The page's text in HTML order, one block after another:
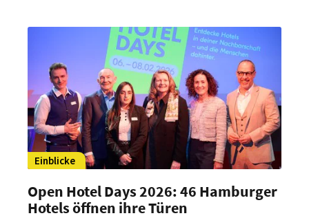
in der Hotellerie mit.
Einblicke
Open Hotel Days 2026: 46 Hamburger
Hotels öffnen ihre Türen